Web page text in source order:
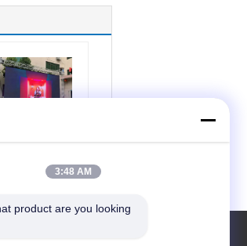
đủ màu
cho thuê trong
thước mô-đu
3:48 AM
product are you looking